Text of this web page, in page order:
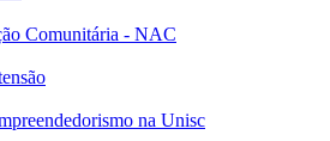
Comunitária - NAC
na Unisc